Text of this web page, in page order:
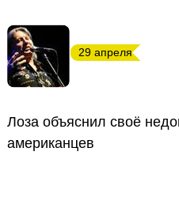
29 апреля
Лоза объяснил своё
американцев